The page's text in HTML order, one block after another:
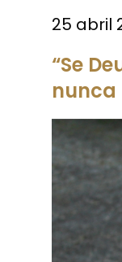
25 abril
“Se
nunca